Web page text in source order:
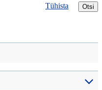
Otsi
Tühista